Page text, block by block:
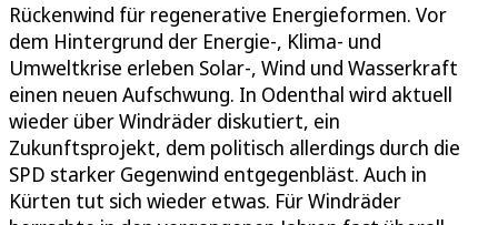
Rückenwind für regenerative Energieformen. Vor
dem Hintergrund der Energie-, Klima- und
Umweltkrise erleben Solar-, Wind und Wasserkraft
einen neuen Aufschwung. In Odenthal wird aktuell
wieder über Windräder diskutiert, ein
Zukunftsprojekt, dem politisch allerdings durch die
SPD starker Gegenwind entgegenbläst. Auch in
Kürten tut sich wieder etwas. Für Windräder